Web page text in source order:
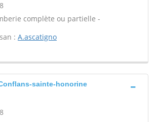
complète ou partielle -
: A.ascatigno
sainte-honorine